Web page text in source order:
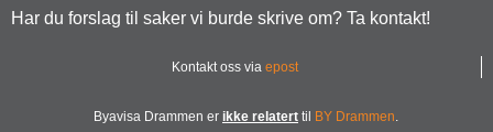
Har du forslag til saker vi burde skrive om? Ta kontakt!
Kontakt oss via epost
Byavisa Drammen er ikke relatert til BY Drammen